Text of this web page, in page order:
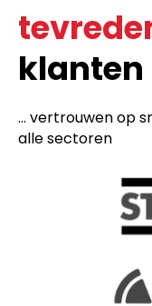
klanten
... vertrouwen op
alle sectoren